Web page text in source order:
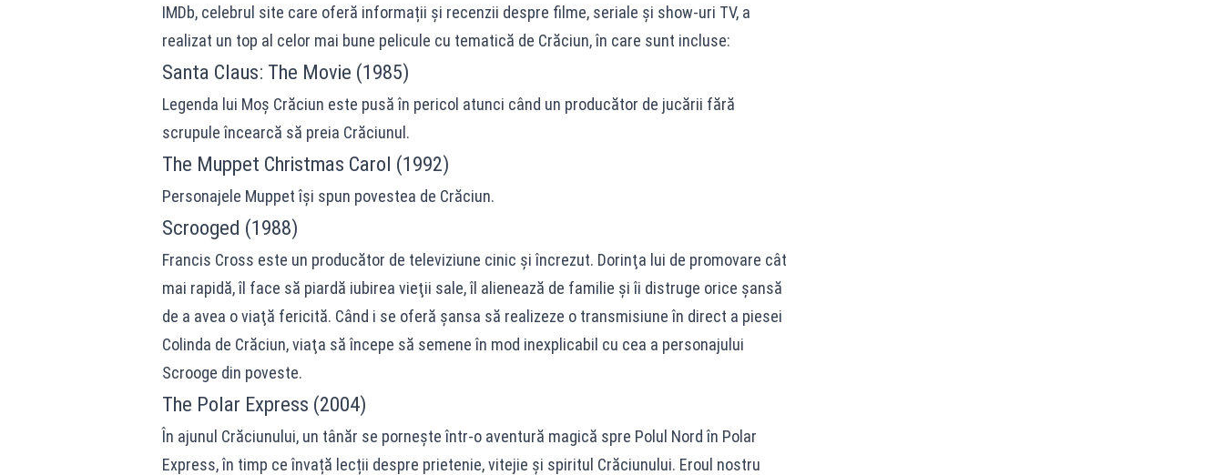
IMDb, celebrul site care oferă informații și recenzii despre filme, seriale și show-uri TV, a
realizat un top al celor mai bune pelicule cu tematică de Crăciun, în care sunt incluse:
Santa Claus: The Movie (1985)
Legenda lui Moș Crăciun este pusă în pericol atunci când un producător de jucării fără
scrupule încearcă să preia Crăciunul.
The Muppet Christmas Carol (1992)
Personajele Muppet își spun povestea de Crăciun.
Scrooged (1988)
Francis Cross este un producător de televiziune cinic şi încrezut. Dorinţa lui de promovare cât
mai rapidă, îl face să piardă iubirea vieţii sale, îl alienează de familie şi îi distruge orice şansă
de a avea o viaţă fericită. Când i se oferă şansa să realizeze o transmisiune în direct a piesei
Colinda de Crăciun, viaţa să începe să semene în mod inexplicabil cu cea a personajului
Scrooge din poveste.
The Polar Express (2004)
În ajunul Crăciunului, un tânăr se pornește într-o aventură magică spre Polul Nord în Polar
Express, în timp ce învață lecții despre prietenie, vitejie și spiritul Crăciunului. Eroul nostru